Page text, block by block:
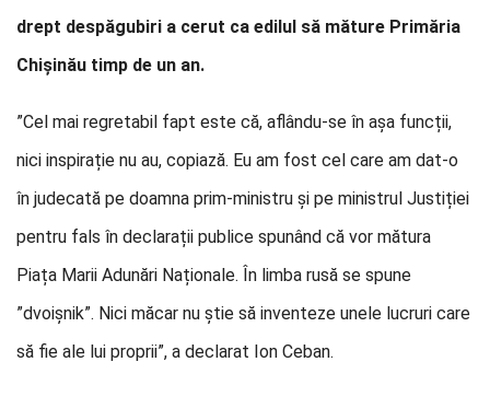
drept despăgubiri a cerut ca edilul să măture Primăria
Chișinău timp de un an.
”Cel mai regretabil fapt este că, aflându-se în așa funcții,
nici inspirație nu au, copiază. Eu am fost cel care am dat-o
în judecată pe doamna prim-ministru și pe ministrul Justiției
pentru fals în declarații publice spunând că vor mătura
Piața Marii Adunări Naționale. În limba rusă se spune
”dvoișnik”. Nici măcar nu știe să inventeze unele lucruri care
să fie ale lui proprii”, a declarat Ion Ceban.